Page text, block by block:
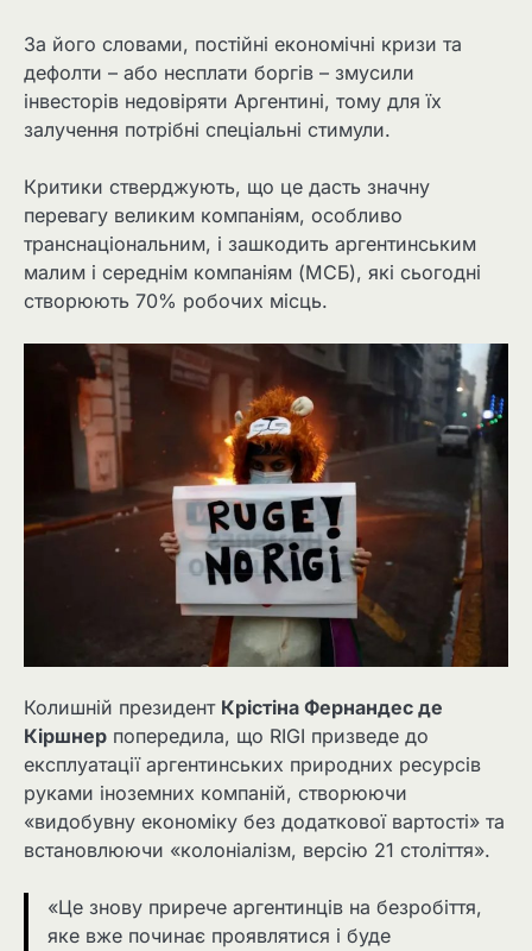
За його словами, постійні економічні кризи та
дефолти – або несплати боргів – змусили
інвесторів недовіряти Аргентині, тому для їх
залучення потрібні спеціальні стимули.
Критики стверджують, що це дасть значну
перевагу великим компаніям, особливо
транснаціональним, і зашкодить аргентинським
малим і середнім компаніям (МСБ), які сьогодні
створюють 70% робочих місць.
Колишній президент Крістіна Фернандес де
Кіршнер попередила, що RIGI призведе до
експлуатації аргентинських природних ресурсів
руками іноземних компаній, створюючи
«видобувну економіку без додаткової вартості» та
встановлюючи «колоніалізм, версію 21 століття».
«Це знову прирече аргентинців на безробіття,
яке вже починає проявлятися і буде